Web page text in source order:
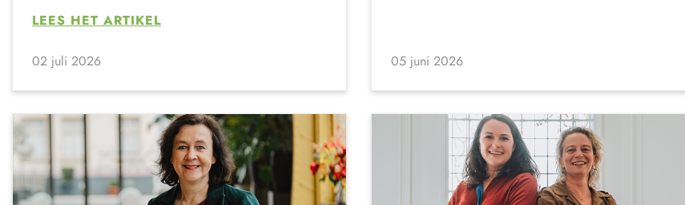
LEES HET ARTIKEL
02 juli 2026 05 juni 2026